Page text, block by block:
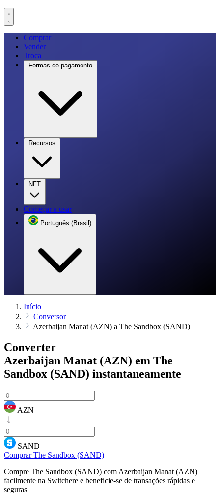
Comprar
Vender
Troca
Formas de pagamento
Recursos
NFT
Começar a usar
Português (Brasil)
Início
Conversor
Azerbaijan Manat (AZN) a The Sandbox (SAND)
Converter
Azerbaijan Manat (AZN) em The
Sandbox (SAND) instantaneamente
AZN
SAND
Comprar The Sandbox (SAND)
Compre The Sandbox (SAND) com Azerbaijan Manat (AZN)
facilmente na Switchere e beneficie-se de transações rápidas e
seguras.